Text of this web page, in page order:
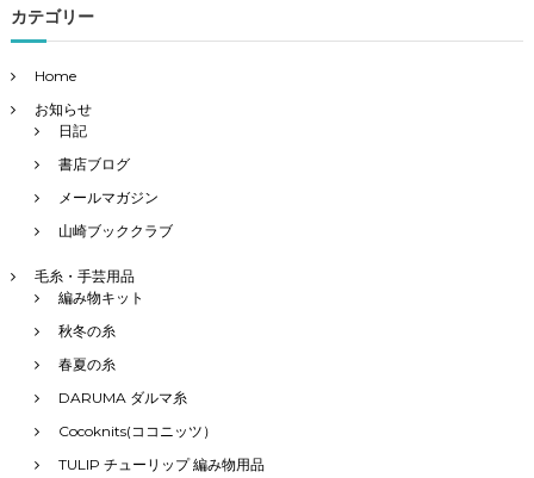
象
:
カテゴリー
Home
お知らせ
日記
書店ブログ
メールマガジン
山崎ブッククラブ
毛糸・手芸用品
編み物キット
秋冬の糸
春夏の糸
DARUMA ダルマ糸
Cocoknits(ココニッツ）
TULIP チューリップ 編み物用品